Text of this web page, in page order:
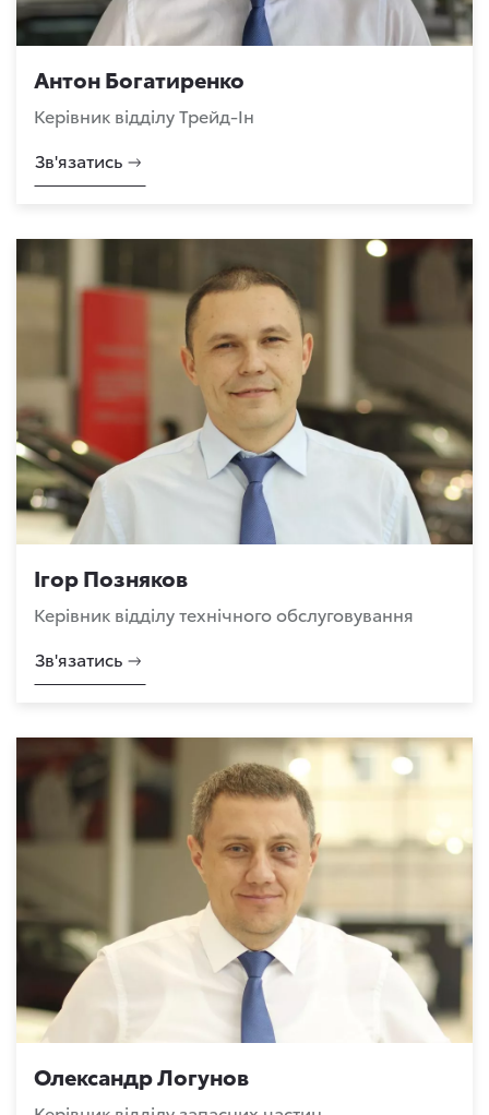
Антон Богатиренко
Керівник відділу Трейд-Ін
Зв'язатись
Ігор Позняков
Керівник відділу технічного обслуговування
Зв'язатись
Олександр Логунов